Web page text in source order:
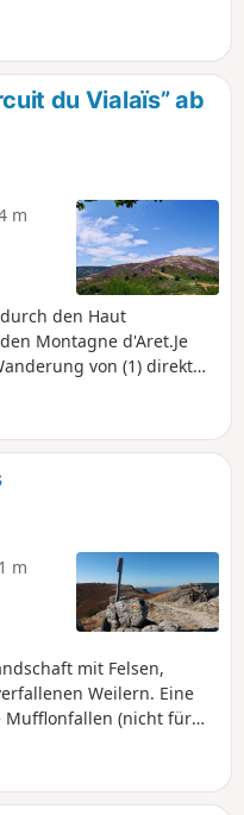
und
du Vialaïs” ab
m
den Haut
Montagne d'Aret.Je
von (1) direkt
es sich nach dem (6)
Caroux-Espinouse
eine
einer Geldstrafe von
und die Beschreibung
m
mit Felsen,
Weilern. Eine
Mufflonfallen (nicht für